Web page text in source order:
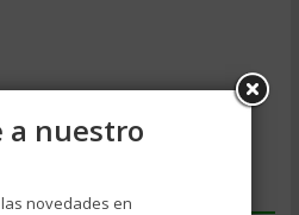
a nuestro
novedades en